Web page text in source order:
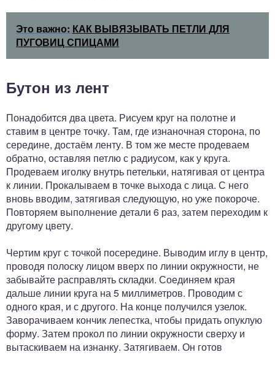
Это важно: КАК ВЫВЯЗЫВАТЬ ПЕТЛИ ДЛЯ
ПУГОВИЦ СПИЦАМИ
Бутон из лент
Понадобится два цвета. Рисуем круг на полотне и
ставим в центре точку. Там, где изнаночная сторона, по
середине, достаём ленту. В том же месте продеваем
обратно, оставляя петлю с радиусом, как у круга.
Продеваем иголку внутрь петельки, натягивая от центра
к линии. Прокалываем в точке выхода с лица. С него
вновь вводим, затягивая следующую, но уже покороче.
Повторяем выполнение детали 6 раз, затем переходим к
другому цвету.
Чертим круг с точкой посередине. Выводим иглу в центр,
проводя полоску лицом вверх по линии окружности, не
забывайте расправлять складки. Соединяем края
дальше линии круга на 5 миллиметров. Проводим с
одного края, и с другого. На конце получился узелок.
Заворачиваем кончик лепестка, чтобы придать опуклую
форму. Затем прокол по линии окружности сверху и
вытаскиваем на изнанку. Затягиваем. Он готов